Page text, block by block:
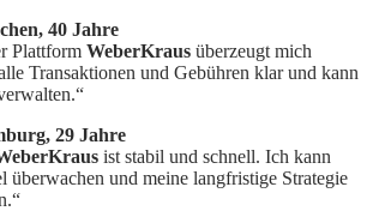
40 Jahre
Plattform WeberKraus überzeugt mich
Transaktionen und Gebühren klar und kann
29 Jahre
ist stabil und schnell. Ich kann
überwachen und meine langfristige Strategie